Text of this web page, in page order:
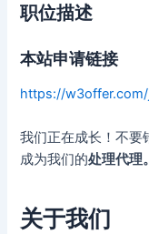
职位描述
本站申请链接
https://
我们正在成长！不要
成为我们的处理代理。
关于我们